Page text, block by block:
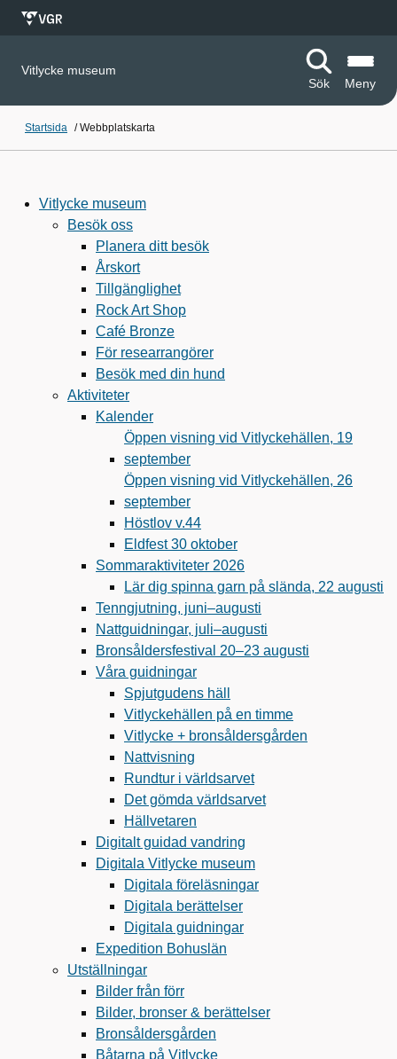
Vitlycke museum
Sök
Meny
Startsida /Webbplatskarta
Vitlycke museum
Besök oss
Planera ditt besök
Årskort
Tillgänglighet
Rock Art Shop
Café Bronze
För researrangörer
Besök med din hund
Aktiviteter
Kalender
Öppen visning vid Vitlyckehällen, 19
september
Öppen visning vid Vitlyckehällen, 26
september
Höstlov v.44
Eldfest 30 oktober
Sommaraktiviteter 2026
Lär dig spinna garn på slända, 22 augusti
Tenngjutning, juni–augusti
Nattguidningar, juli–augusti
Bronsåldersfestival 20–23 augusti
Våra guidningar
Spjutgudens häll
Vitlyckehällen på en timme
Vitlycke + bronsåldersgården
Nattvisning
Rundtur i världsarvet
Det gömda världsarvet
Hällvetaren
Digitalt guidad vandring
Digitala Vitlycke museum
Digitala föreläsningar
Digitala berättelser
Digitala guidningar
Expedition Bohuslän
Utställningar
Bilder från förr
Bilder, bronser & berättelser
Bronsåldersgården
Båtarna på Vitlycke